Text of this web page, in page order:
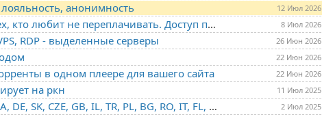
анонимность 12 Июл 2026
LITE.HOST - хостинг и серверы от 99 рублей для тех, кто любит не переплачивать. Доступ по SSH, поддержка PHP, GIT, COMPOSER, сертификаты Let's Encrypt 8 Июл 2026
RDP - выделенные серверы 26 Июн 2026
22 Июн 2026
в одном плеере для вашего сайта 22 Июн 2026
на ркн 11 Июл 2025
THE.HOSTING - VPS/VDS - MD, UA, USA, HK, LV, NL, CA, DE, SK, CZE, GB, IL, TR, PL, BG, RO, IT, FL, HU, PT. 2 Июл 2025